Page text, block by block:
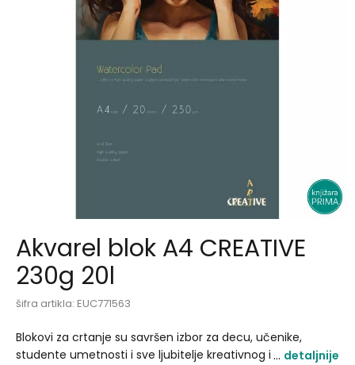
Akvarel blok A4 CREATIVE
230g 20l
šifra artikla: EUC771563
Blokovi za crtanje su savršen izbor za decu, učenike,
studente umetnosti i sve ljubitelje kreativnog izražavanja.
detaljnije